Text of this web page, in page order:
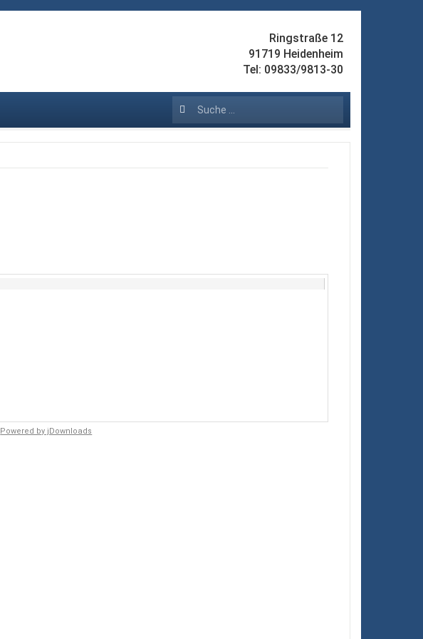
Ringstraße 12
91719 Heidenheim
Tel: 09833/9813-30
Suchen
Powered by jDownloads